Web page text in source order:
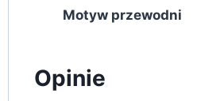
Motyw przewodni
Opinie